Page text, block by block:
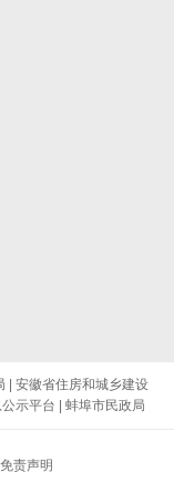
|安徽省住房和城乡建设
示平台 |蚌埠市民政局
免责声明